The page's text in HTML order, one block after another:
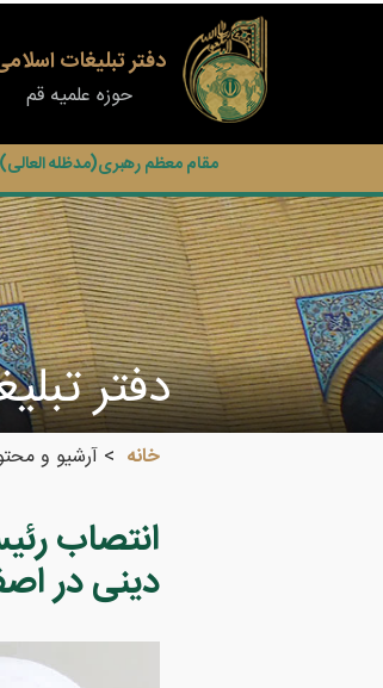
دفتر تبلیغات
حوزه علمیه قم
مقام معظم رهبری(مدظله
دفتر
خانه آرشیو و
انتصاب
دینی در